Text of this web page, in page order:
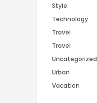
Style
Technology
Travel
Travel
Uncategorized
Urban
Vacation